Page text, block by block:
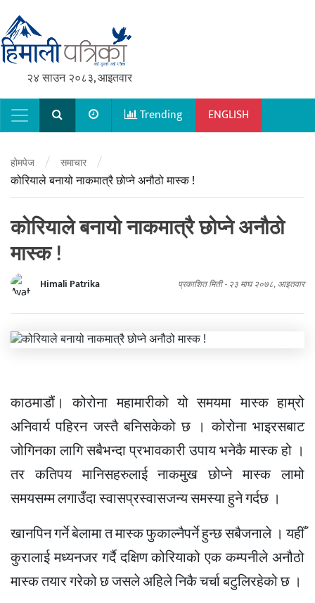
२४ साउन २०८३, आइतवार
Main NavigationTrending ENGLISH
होमपेज / समाचार /
कोरियाले बनायो नाकमात्रै छोप्ने अनौठो मास्क !
कोरियाले बनायो नाकमात्रै छोप्ने अनौठो
मास्क !
Himali Patrika प्रकाशित मिती - २३ माघ २०७८, आइतवार
काठमाडौं। कोरोना महामारीको यो समयमा मास्क हाम्रो
अनिवार्य पहिरन जस्तै बनिसकेको छ । कोरोना भाइरसबाट
जोगिनका लागि सबैभन्दा प्रभावकारी उपाय भनेकै मास्क हो ।
तर कतिपय मानिसहरुलाई नाकमुख छोप्ने मास्क लामो
समयसम्म लगाउँदा स्वासप्रस्वासजन्य समस्या हुने गर्दछ ।
खानपिन गर्ने बेलामा त मास्क फुकाल्नैपर्ने हुन्छ सबैजनाले । यहीँ
कुरालाई मध्यनजर गर्दै दक्षिण कोरियाको एक कम्पनीले अनौठो
मास्क तयार गरेको छ जसले अहिले निकै चर्चा बटुलिरहेको छ ।